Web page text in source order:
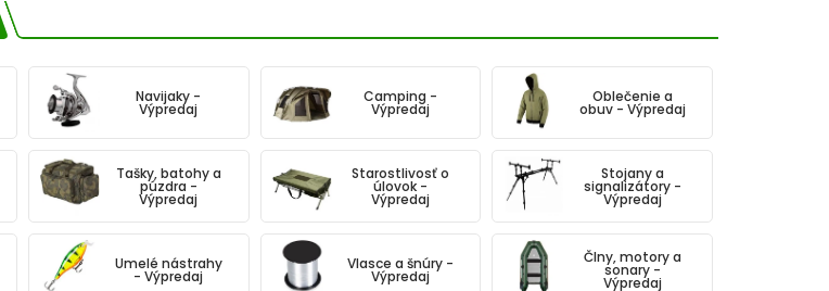
Navijaky -
Výpredaj
Camping -
Výpredaj
Oblečenie a
obuv - Výpredaj
Tašky, batohy a
púzdra -
Výpredaj
Starostlivosť o
úlovok -
Výpredaj
Stojany a
signalizátory -
Výpredaj
Umelé nástrahy
- Výpredaj
Vlasce a šnúry -
Výpredaj
Člny, motory a
sonary -
Výpredaj